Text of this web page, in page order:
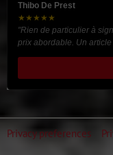
Thibo De Prest
★★★★★
"Rien de particulier à
prix abordable. Un article
Privacy preferences